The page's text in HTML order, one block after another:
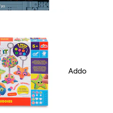
Addo